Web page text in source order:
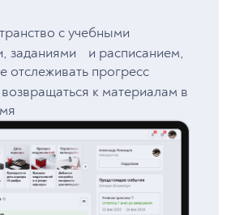
с учебными
заданиями и расписанием,
отслеживать прогресс
к материалам в